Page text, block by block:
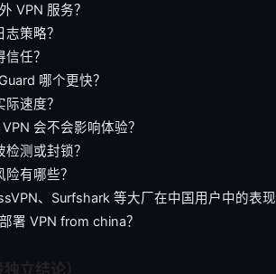
VPN 服务？
策略？
任？
哪个更快？
速度？
会不会影响体验？
测或封锁？
有哪些？
、Surfshark 等大厂在中国用户中的表现
署 VPN from china？